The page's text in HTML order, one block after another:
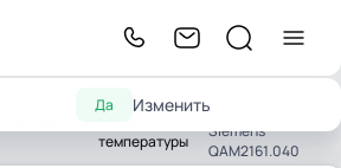
Да Изменить
Датчики
температуры
температуры
Siemens
QAM2161.040